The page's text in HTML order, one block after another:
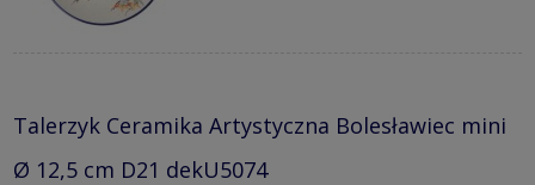
Talerzyk Ceramika Artystyczna Bolesławiec mini
Ø 12,5 cm D21 dekU5074